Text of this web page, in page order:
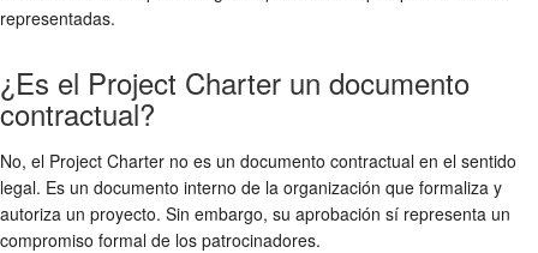
representadas.
¿Es el Project Charter un documento
contractual?
No, el Project Charter no es un documento contractual en el sentido
legal. Es un documento interno de la organización que formaliza y
autoriza un proyecto. Sin embargo, su aprobación sí representa un
compromiso formal de los patrocinadores.